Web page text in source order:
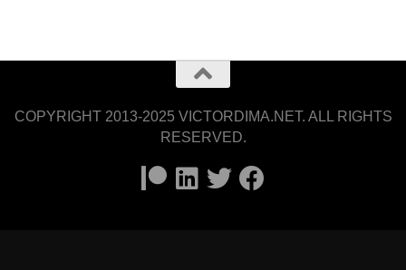
COPYRIGHT 2013-2025 VICTORDIMA.NET. ALL RIGHTS
RESERVED.